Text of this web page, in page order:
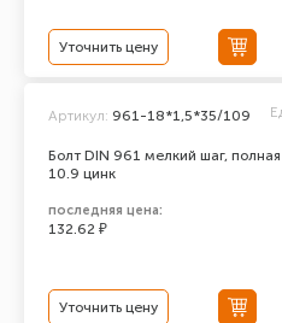
Уточнить цену
Болт DIN 961 мелкий шаг,
10.9 цинк
Артикул: 961-18*1,5*35/109
последняя цена:
132.62 ₽
Уточнить цену